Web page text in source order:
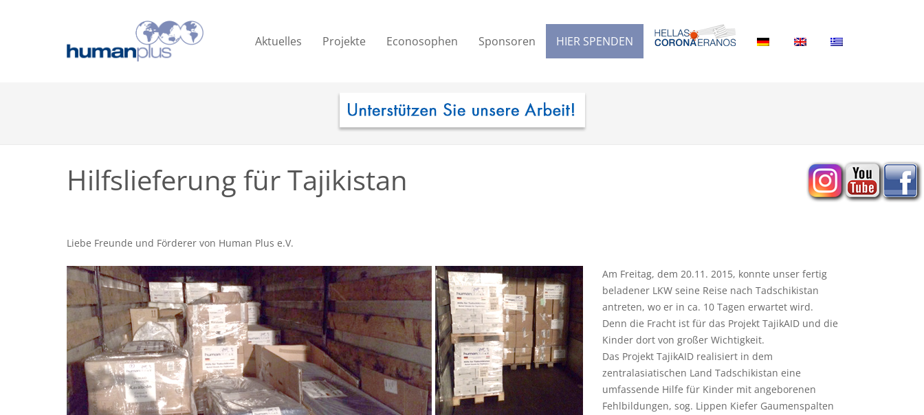
Aktuelles Projekte Econosophen Sponsoren HIER SPENDEN
Hilfslieferung für Tajikistan
Liebe Freunde und Förderer von Human Plus e.V.
Am Freitag, dem 20.11. 2015, konnte unser fertig
beladener LKW seine Reise nach Tadschikistan
antreten, wo er in ca. 10 Tagen erwartet wird.
Denn die Fracht ist für das Projekt TajikAID und die
Kinder dort von großer Wichtigkeit.
Das Projekt TajikAID realisiert in dem
zentralasiatischen Land Tadschikistan eine
umfassende Hilfe für Kinder mit angeborenen
Fehlbildungen, sog. Lippen Kiefer Gaumenspalten